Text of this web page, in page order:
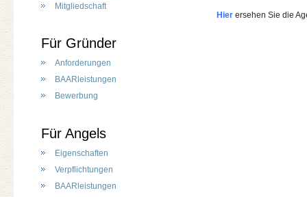
Hier ersehen Sie die
Mitgliedschaft
Für Gründer
Anforderungen
BAARleistungen
Bewerbung
Für Angels
Eigenschaften
Verpflichtungen
BAARleistungen